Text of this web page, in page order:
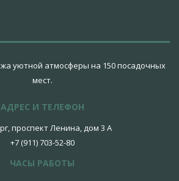
уютной атмосферы на 150 посадочных
мест.
АДРЕС И ТЕЛЕФОН
проспект Ленина, дом 3 А
+7 (911) 703-52-80
ЧАСЫ РАБОТЫ